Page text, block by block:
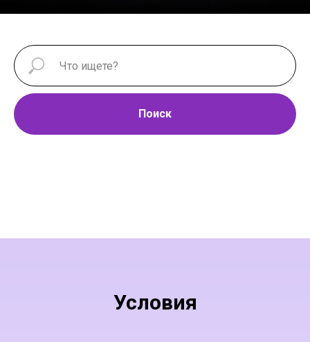
Поиск
Условия